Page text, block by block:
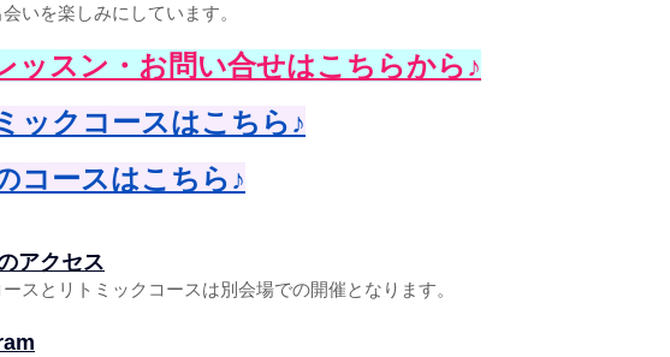
いを楽しみにしています。
ッスン・お問い合せはこちらから♪
ックコースはこちら♪
コースはこちら♪
アクセス
スとリトミックコースは別会場での開催となります。